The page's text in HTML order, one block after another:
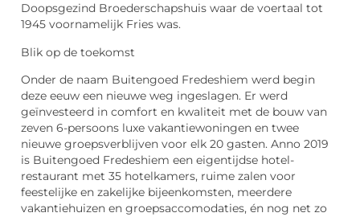
Doopsgezind Broederschapshuis waar de voertaal tot
1945 voornamelijk Fries was.
Blik op de toekomst
Onder de naam Buitengoed Fredeshiem werd begin
deze eeuw een nieuwe weg ingeslagen. Er werd
geïnvesteerd in comfort en kwaliteit met de bouw van
zeven 6-persoons luxe vakantiewoningen en twee
nieuwe groepsverblijven voor elk 20 gasten. Anno 2019
is Buitengoed Fredeshiem een eigentijdse hotel-
restaurant met 35 hotelkamers, ruime zalen voor
feestelijke en zakelijke bijeenkomsten, meerdere
vakantiehuizen en groepsaccomodaties, én nog net zo